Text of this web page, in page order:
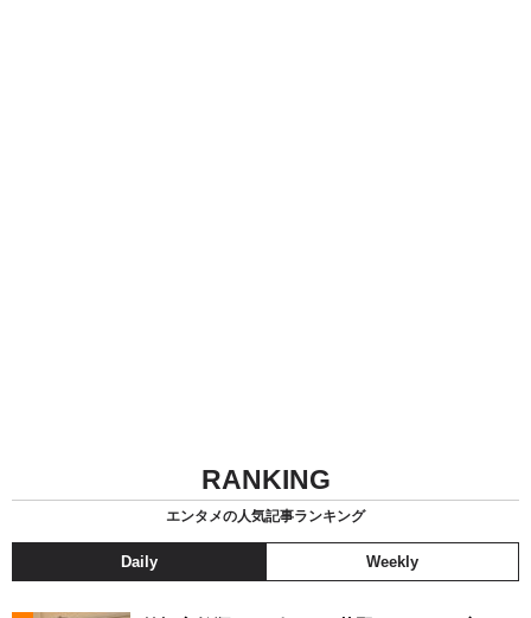
RANKING
エンタメの人気記事ランキング
Daily Weekly